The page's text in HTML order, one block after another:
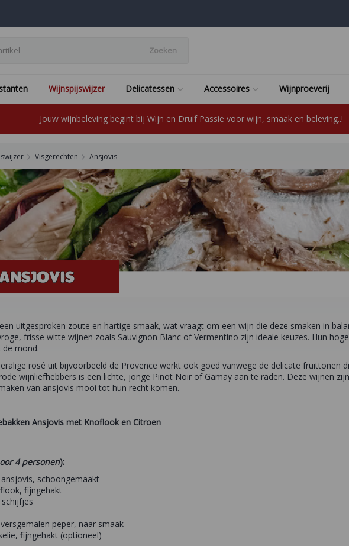
Zoeken
Wijnspijswijzer Delicatessen Accessoires Wijnproeverij
Jouw wijnbeleving begint bij Wijn en Druif Passie voor wijn, smaak en beleving..!
Visgerechten Ansjovis
uitgesproken zoute en hartige smaak, wat vraagt om een wijn die deze smaken in
frisse witte wijnen zoals Sauvignon Blanc of Vermentino zijn ideale keuzes. Hun
mond.
rosé uit bijvoorbeeld de Provence werkt ook goed vanwege de delicate fruittonen
wijnliefhebbers is een lichte, jonge Pinot Noir of Gamay aan te raden. Deze wijnen
van ansjovis mooi tot hun recht komen.
Ansjovis met Knoflook en Citroen
4 personen):
schoongemaakt
fijngehakt
peper, naar smaak
fijngehakt (optioneel)